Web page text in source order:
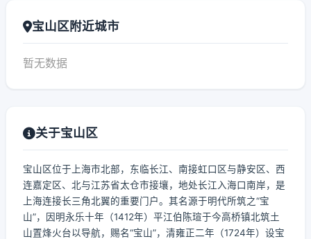
宝山区附近城市
暂无数据
关于宝山区
宝山区位于上海市北部，东临长江、南接虹口区与静安区、西
连嘉定区、北与江苏省太仓市接壤，地处长江入海口南岸，是
上海连接长三角北翼的重要门户。其名源于明代所筑之“宝
山”，因明永乐十年（1412年）平江伯陈瑄于今高桥镇北筑土
山置烽火台以导航，赐名“宝山”，清雍正二年（1724年）设宝